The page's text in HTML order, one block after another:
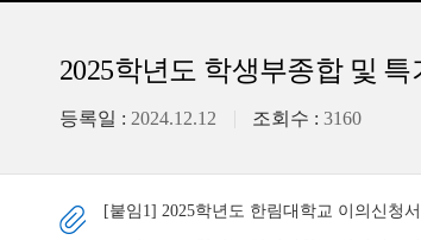
2025학년도 학생부종합 및
등록일 : 2024.12.12 조회수 : 3160
[붙임1] 2025학년도 한림대학교 이의신청